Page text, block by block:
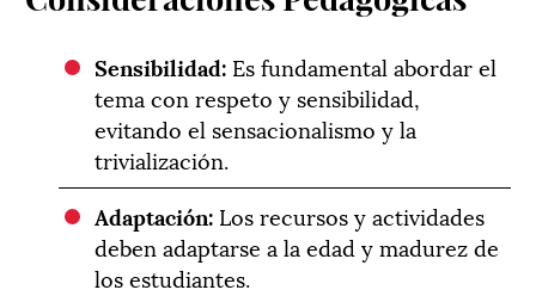
Sensibilidad: Es fundamental abordar el
tema con respeto y sensibilidad,
evitando el sensacionalismo y la
trivialización.
Adaptación: Los recursos y actividades
deben adaptarse a la edad y madurez de
los estudiantes.